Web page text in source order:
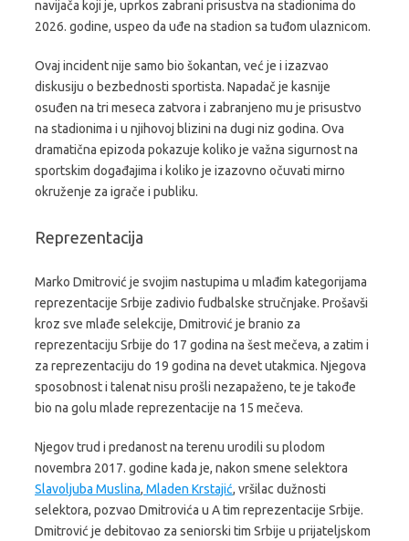
navijača koji je, uprkos zabrani prisustva na stadionima do
2026. godine, uspeo da uđe na stadion sa tuđom ulaznicom.
Ovaj incident nije samo bio šokantan, već je i izazvao
diskusiju o bezbednosti sportista. Napadač je kasnije
osuđen na tri meseca zatvora i zabranjeno mu je prisustvo
na stadionima i u njihovoj blizini na dugi niz godina. Ova
dramatična epizoda pokazuje koliko je važna sigurnost na
sportskim događajima i koliko je izazovno očuvati mirno
okruženje za igrače i publiku.
Reprezentacija
Marko Dmitrović je svojim nastupima u mlađim kategorijama
reprezentacije Srbije zadivio fudbalske stručnjake. Prošavši
kroz sve mlađe selekcije, Dmitrović je branio za
reprezentaciju Srbije do 17 godina na šest mečeva, a zatim i
za reprezentaciju do 19 godina na devet utakmica. Njegova
sposobnost i talenat nisu prošli nezapaženo, te je takođe
bio na golu mlade reprezentacije na 15 mečeva.
Njegov trud i predanost na terenu urodili su plodom
novembra 2017. godine kada je, nakon smene selektora
Slavoljuba Muslina, Mladen Krstajić, vršilac dužnosti
selektora, pozvao Dmitrovića u A tim reprezentacije Srbije.
Dmitrović je debitovao za seniorski tim Srbije u prijateljskom